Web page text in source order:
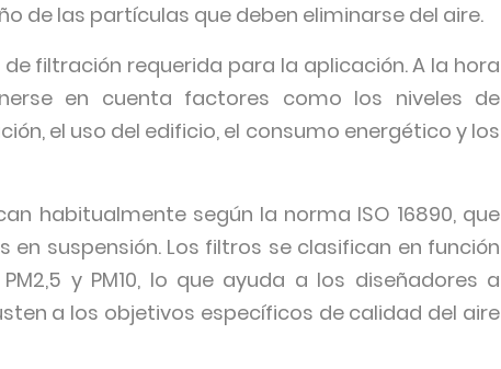
de las partículas que deben eliminarse del aire.
filtración requerida para la aplicación. A la hora
en cuenta factores como los niveles de
el uso del edificio, el consumo energético y los
habitualmente según la norma ISO 16890, que
suspensión. Los filtros se clasifican en función
y PM10, lo que ayuda a los diseñadores a
a los objetivos específicos de calidad del aire